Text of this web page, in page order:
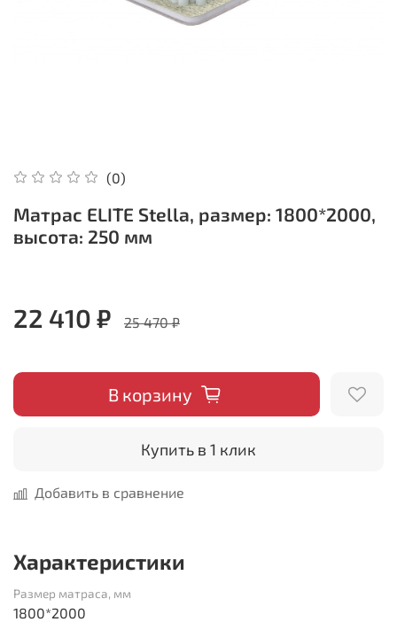
(0)
Матрас ELITE Stella, размер: 1800*2000,
высота: 250 мм
22 410 ₽ 25 470 ₽
В корзину
Купить в 1 клик
Добавить в сравнение
Характеристики
Размер матраса, мм
1800*2000